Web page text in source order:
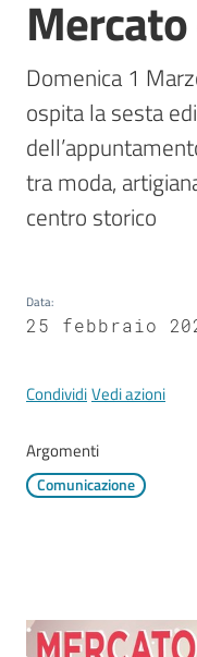
Novità
Servizi
Vivere
Mirandola
PNRR
e
s
L
a
n
Domenica 1
ospita la sesta
tra moda,
centro storico
Data:
25 febbraio
CondividiVedi azioni
Argomenti
Comunicazione